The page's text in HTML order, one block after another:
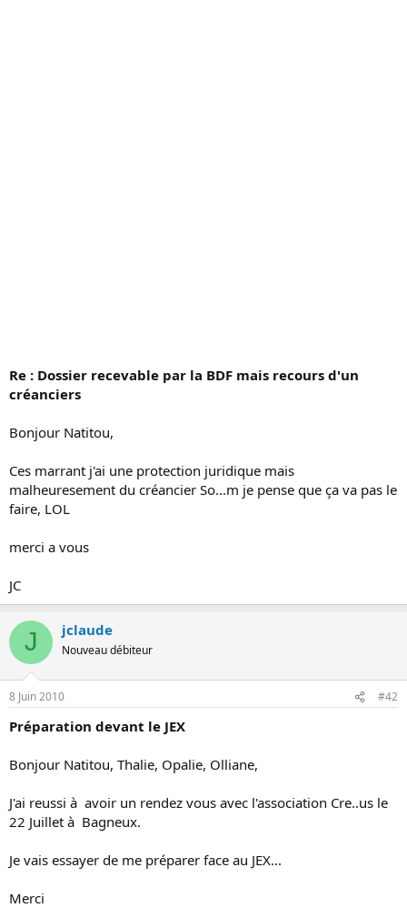
Re : Dossier recevable par la BDF mais recours d'un
créanciers
Bonjour Natitou,
Ces marrant j'ai une protection juridique mais
malheuresement du créancier So...m je pense que ça va pas le
faire, LOL
merci a vous
JC
J jclaude
Nouveau débiteur
8 Juin 2010 #42
Préparation devant le JEX
Bonjour Natitou, Thalie, Opalie, Olliane,
J'ai reussi à avoir un rendez vous avec l'association Cre..us le
22 Juillet à Bagneux.
Je vais essayer de me préparer face au JEX...
Merci